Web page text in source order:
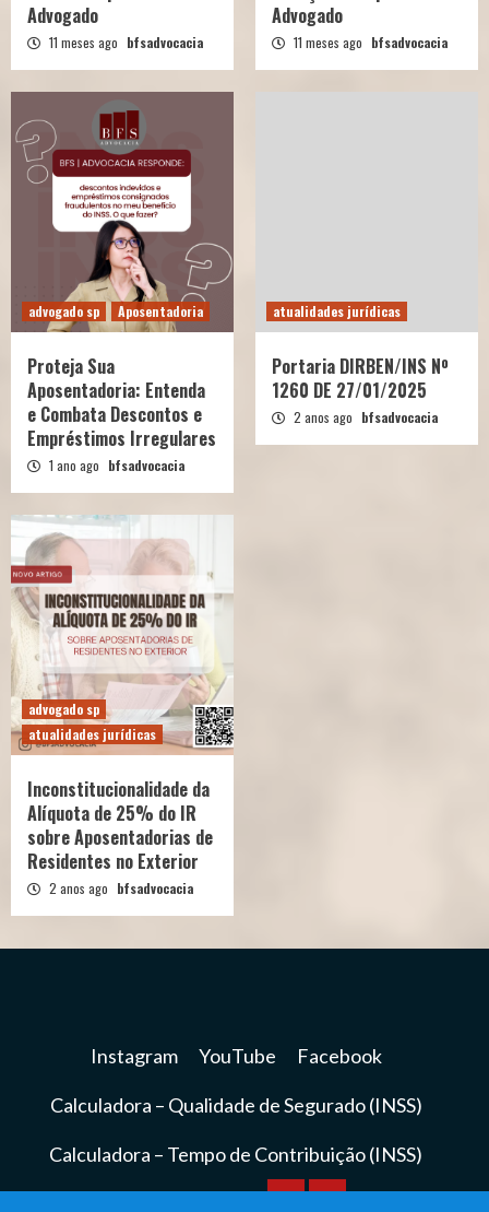
Advogado
11 meses ago bfsadvocacia
Advogado
11 meses ago bfsadvocacia
advogado sp Aposentadoria
Proteja Sua
Aposentadoria: Entenda
e Combata Descontos e
Empréstimos Irregulares
1 ano ago bfsadvocacia
atualidades jurídicas
Portaria DIRBEN/INS Nº
1260 DE 27/01/2025
2 anos ago bfsadvocacia
advogado sp
atualidades jurídicas
Inconstitucionalidade da
Alíquota de 25% do IR
sobre Aposentadorias de
Residentes no Exterior
2 anos ago bfsadvocacia
Instagram YouTube Facebook
Calculadora – Qualidade de Segurado (INSS)
Calculadora – Tempo de Contribuição (INSS)